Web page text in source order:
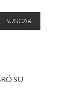
BUSCAR
SU